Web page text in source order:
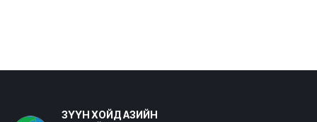
ЗҮҮН ХОЙД АЗИЙН